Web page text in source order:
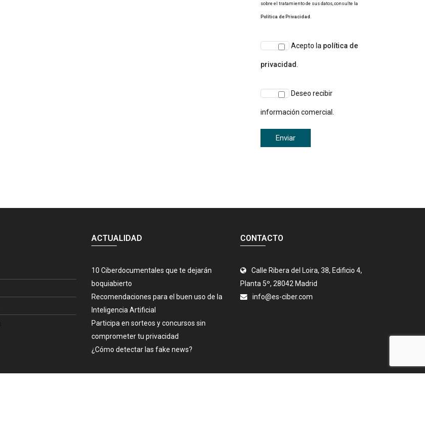
sobre el tratamiento de sus datos, consulte la
Política de Privacidad
Acepto la política de
privacidad
Deseo recibir
información comercial.
ACTUALIDAD
10 Ciberdocumentales que te dejarán
boquiabierto
Recomendaciones para el buen uso de la
Inteligencia Artificial
Participa en sorteos y concursos sin
comprometer tu privacidad
¿Cómo detectar las fake news?
CONTACTO
Calle Ribera del Loira, 38, Edificio 4,
Planta 5º, 28042 Madrid
info@es-ciber.com